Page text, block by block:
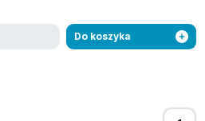
Do koszyka